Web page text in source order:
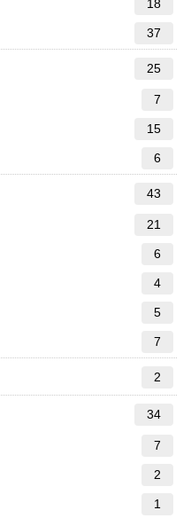
18
37
25
7
15
6
43
21
6
4
5
7
2
34
7
2
1